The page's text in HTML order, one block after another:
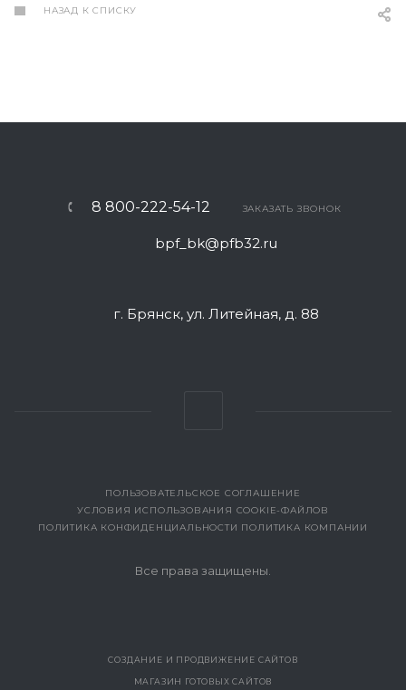
НАЗАД К СПИСКУ
8 800-222-54-12 ЗАКАЗАТЬ ЗВОНОК
bpf_bk@pfb32.ru
г. Брянск, ул. Литейная, д. 88
ПОЛЬЗОВАТЕЛЬСКОЕ СОГЛАШЕНИЕ
УСЛОВИЯ ИСПОЛЬЗОВАНИЯ COOKIE-ФАЙЛОВ
ПОЛИТИКА КОНФИДЕНЦИАЛЬНОСТИ ПОЛИТИКА КОМПАНИИ
Все права защищены.
СОЗДАНИЕ И ПРОДВИЖЕНИЕ САЙТОВ
МАГАЗИН ГОТОВЫХ САЙТОВ